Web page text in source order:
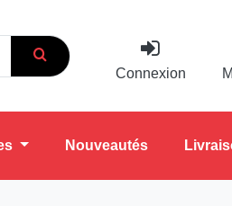
Connexion
Nouveautés